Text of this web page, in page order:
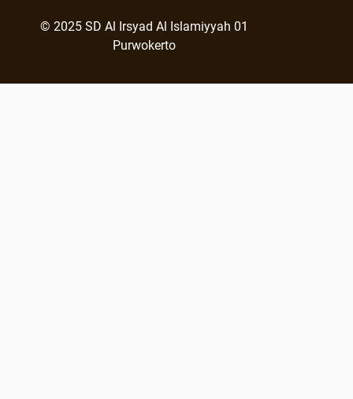
© 2025 SD Al Irsyad Al Islamiyyah 01
Purwokerto